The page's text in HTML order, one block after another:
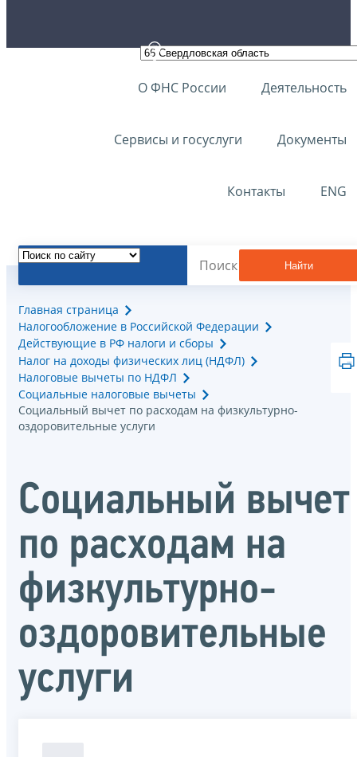
О ФНС России Деятельность
Сервисы и госуслуги Документы
Контакты ENG
Найти
Главная страница
Налогообложение в Российской Федерации
Действующие в РФ налоги и сборы
Налог на доходы физических лиц (НДФЛ)
Налоговые вычеты по НДФЛ
Социальные налоговые вычеты
Социальный вычет по расходам на физкультурно-
оздоровительные услуги
Социальный вычет
по расходам на
физкультурно-
оздоровительные
услуги